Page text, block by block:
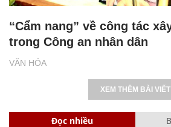
VĂN HÓA
“Cẩm nang” về công tác
trong Công an nhân dân
XEM THÊM BÀI VIẾT
Đọc nhiều